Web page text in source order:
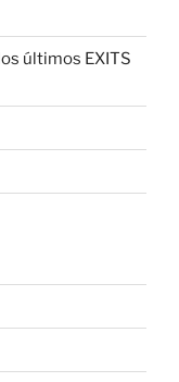
últimos EXITS